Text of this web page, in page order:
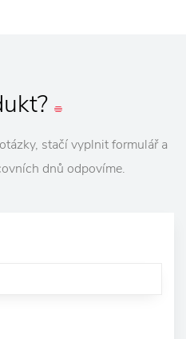
stačí vyplnit formulář a
dnů odpovíme.